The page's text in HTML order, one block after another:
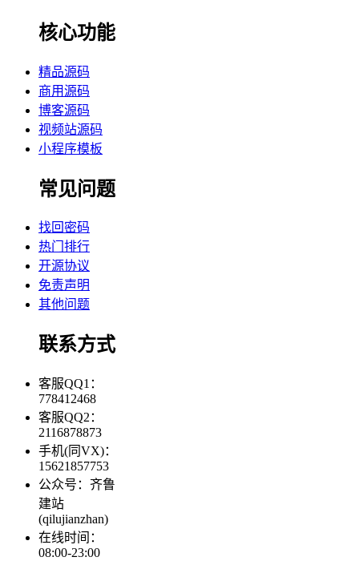
核心功能
精品源码
商用源码
博客源码
视频站源码
小程序模板
常见问题
找回密码
热门排行
开源协议
免责声明
其他问题
联系方式
客服QQ1：
778412468
客服QQ2：
2116878873
手机(同VX)：
15621857753
公众号：齐鲁
建站
(qilujianzhan)
在线时间：
08:00-23:00